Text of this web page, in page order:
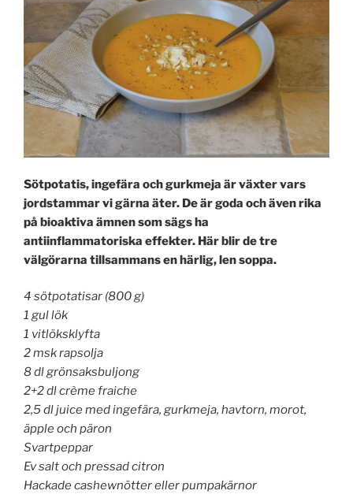
Sötpotatis, ingefära och gurkmeja är växter vars
jordstammar vi gärna äter. De är goda och även rika
på bioaktiva ämnen som sägs ha
antiinflammatoriska effekter. Här blir de tre
välgörarna tillsammans en härlig, len soppa.
4 sötpotatisar (800 g)
1 gul lök
1 vitlöksklyfta
2 msk rapsolja
8 dl grönsaksbuljong
2+2 dl crème fraiche
2,5 dl juice med ingefära, gurkmeja, havtorn, morot,
äpple och päron
Svartpeppar
Ev salt och pressad citron
Hackade cashewnötter eller pumpakärnor